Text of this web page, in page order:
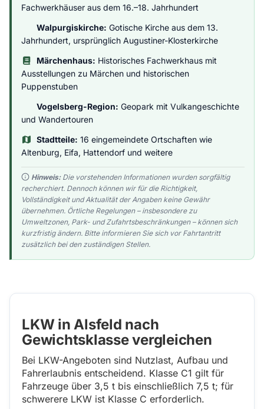
Fachwerkhäuser aus dem 16.–18. Jahrhundert
Walpurgiskirche: Gotische Kirche aus dem 13.
Jahrhundert, ursprünglich Augustiner-Klosterkirche
Märchenhaus: Historisches Fachwerkhaus mit
Ausstellungen zu Märchen und historischen
Puppenstuben
Vogelsberg-Region: Geopark mit Vulkangeschichte
und Wandertouren
Stadtteile: 16 eingemeindete Ortschaften wie
Altenburg, Eifa, Hattendorf und weitere
Hinweis:Die vorstehenden Informationen wurden sorgfältig
recherchiert. Dennoch können wir für die Richtigkeit,
Vollständigkeit und Aktualität der Angaben keine Gewähr
übernehmen. Örtliche Regelungen – insbesondere zu
Umweltzonen, Park- und Zufahrtsbeschränkungen – können sich
kurzfristig ändern. Bitte informieren Sie sich vor Fahrtantritt
zusätzlich bei den zuständigen Stellen.
LKW in Alsfeld nach
Gewichtsklasse vergleichen
Bei LKW-Angeboten sind Nutzlast, Aufbau und
Fahrerlaubnis entscheidend. Klasse C1 gilt für
Fahrzeuge über 3,5 t bis einschließlich 7,5 t; für
schwerere LKW ist Klasse C erforderlich.